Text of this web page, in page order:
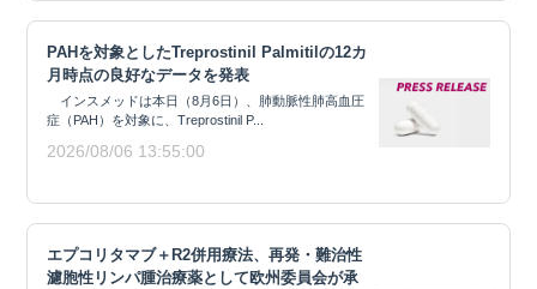
PAHを対象としたTreprostinil Palmitilの12カ
月時点の良好なデータを発表
インスメッドは本日（8月6日）、肺動脈性肺高血圧
症（PAH）を対象に、Treprostinil P...
2026/08/06 13:55:00
エプコリタマブ＋R2併用療法、再発・難治性
濾胞性リンパ腫治療薬として欧州委員会が承